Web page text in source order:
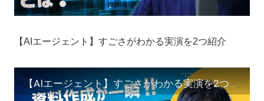
【AIエージェント】すごさがわかる実演を2つ紹介
【AIエージェント】すごさがわかる実演を2つ紹介